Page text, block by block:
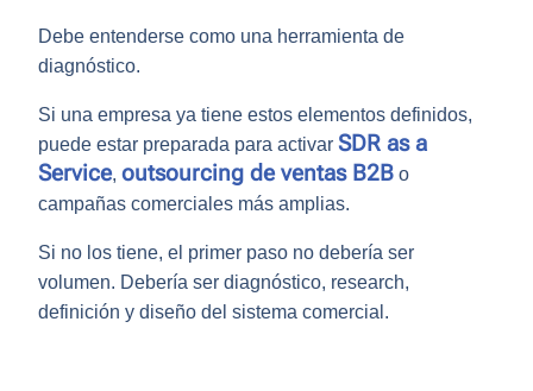
Debe entenderse como una herramienta de
diagnóstico.
Si una empresa ya tiene estos elementos definidos,
puede estar preparada para activar SDR as a
Service,outsourcing de ventas B2B o
campañas comerciales más amplias.
Si no los tiene, el primer paso no debería ser
volumen. Debería serdiagnóstico, research,
definición y diseño del sistema comercial.